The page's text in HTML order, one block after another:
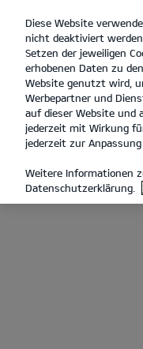
open
menu
Diese Website
nicht deaktiviert
Setzen der jeweiligen
erhobenen Daten zu
Website genutzt wird,
Werbepartner und
auf dieser Website und
jederzeit mit Wirkung
jederzeit zur
Weitere Informationen
Datenschutzerklärung.